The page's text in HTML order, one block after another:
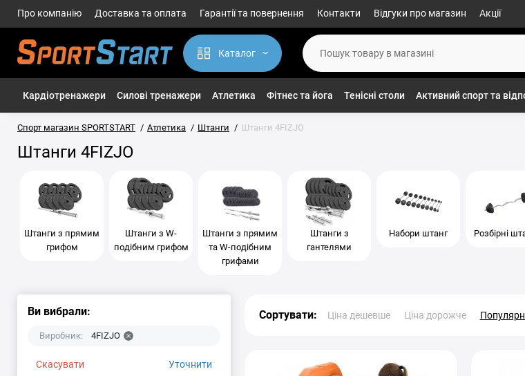
Про компанію Доставка та оплата Гарантії та повернення Контакти Відгуки про магазин Акції
Каталог
Кардіотренажери Силові тренажери Атлетика Фітнес та йога Тенісні столи Активний спорт та
Спорт магазин SPORTSTART Атлетика Штанги Штанги 4FIZJO
Штанги 4FIZJO
Штанги з прямим
грифом
Штанги з W-
подібним грифом
Штанги з прямим
та W-подібним
грифами
Штанги з
гантелями
Набори штанг Розбірні
Ви вибрали:
Виробник: 4FIZJO
Скасувати Уточнити
Сортувати: Ціна дешевше Ціна дорожче